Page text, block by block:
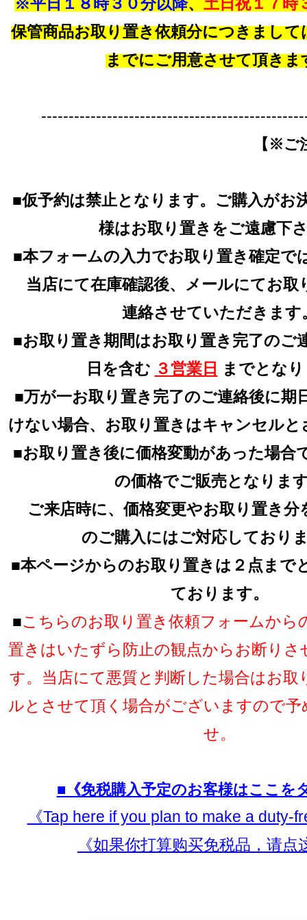
保管商品お取り置き依頼分につきまして
までにご用意させて頂きま
【※ご
■仮予約は禁止となります。ご購入がお
様はお取り置きをご遠慮下
■本フォームの入力でお取り置き確定で
当店にて在庫確認後、メールにてお取
連絡させていただきます
■お取り置き期間はお取り置き完了のご
日を含む ３営業日 までとな
■万が一お取り置き完了のご連絡後に期
けない場合、お取り置きはキャンセル
■お取り置き後に価格変動があった場合
の価格でご販売となりま
ご来店時に、価格変更やお取り置き分
のご購入にはご対応しており
■本ページからのお取り置きは２点まで
ております。
■こちらのお取り置き依頼フォームから
置きはいたずら防止の観点からお断り
す。当店にて悪質と判断した場合はお取
ルとさせて頂く場合がございますので
せ。
■《免税購入予定のお客様はここを
《Tap here if you plan to make a duty-
《如果你打算购买免税品，请点